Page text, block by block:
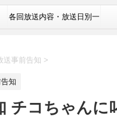
各回放送内容・放送日別一
送事前告知 >
知
チコちゃんに